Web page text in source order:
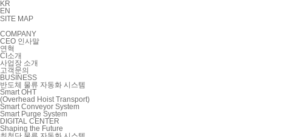
KR
EN
SITE MAP
COMPANY
CEO 인사말
연혁
CI소개
사업장 소개
고객문의
BUSINESS
반도체 물류 자동화 시스템
Smart OHT
(Overhead Hoist Transport)
Smart Conveyor System
Smart Purge System
DIGITAL CENTER
Shaping the Future